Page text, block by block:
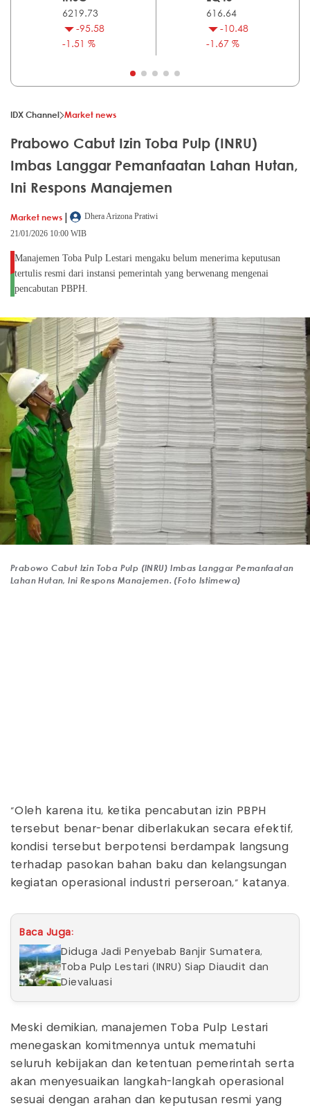
6219.73
-95.58
-1.51 %
616.64
-10.48
-1.67 %
IDX Channel Market news
Prabowo Cabut Izin Toba Pulp (INRU)
Imbas Langgar Pemanfaatan Lahan Hutan,
Ini Respons Manajemen
Market news |
Dhera Arizona Pratiwi
21/01/2026 10:00 WIB
Manajemen Toba Pulp Lestari mengaku belum menerima keputusan
tertulis resmi dari instansi pemerintah yang berwenang mengenai
pencabutan PBPH.
Prabowo Cabut Izin Toba Pulp (INRU) Imbas Langgar Pemanfaatan
Lahan Hutan, Ini Respons Manajemen. (Foto Istimewa)
"Oleh karena itu, ketika pencabutan izin PBPH
tersebut benar-benar diberlakukan secara efektif,
kondisi tersebut berpotensi berdampak langsung
terhadap pasokan bahan baku dan kelangsungan
kegiatan operasional industri perseroan," katanya.
Baca Juga:
Diduga Jadi Penyebab Banjir Sumatera,
Toba Pulp Lestari (INRU) Siap Diaudit dan
Dievaluasi
Meski demikian, manajemen Toba Pulp Lestari
menegaskan komitmennya untuk mematuhi
seluruh kebijakan dan ketentuan pemerintah serta
akan menyesuaikan langkah-langkah operasional
sesuai dengan arahan dan keputusan resmi yang